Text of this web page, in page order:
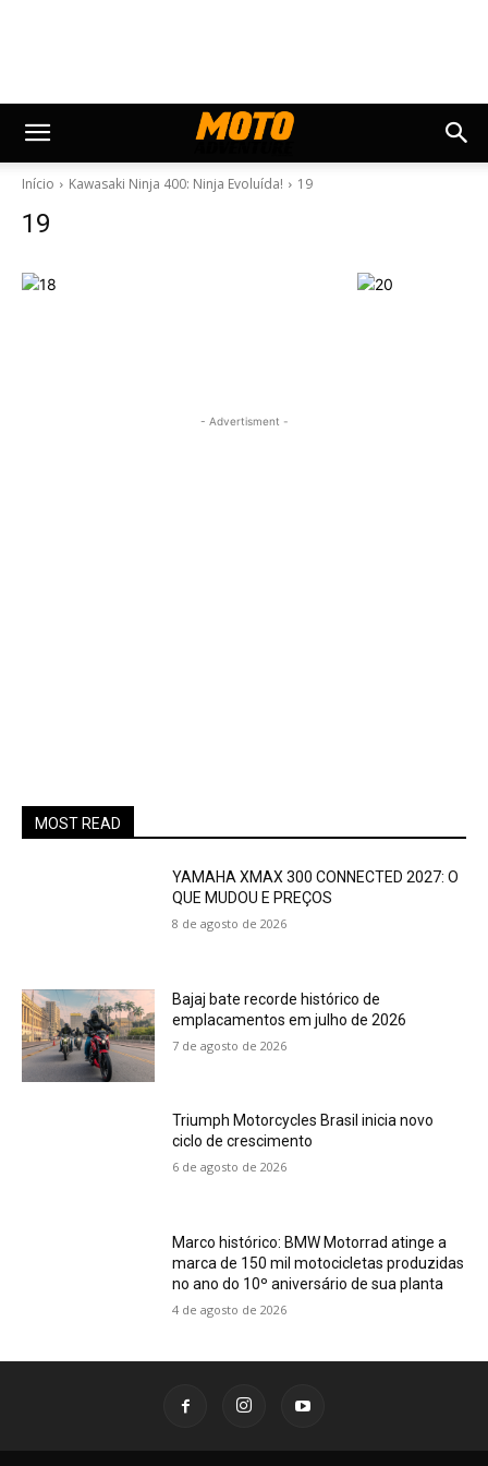
Início Kawasaki Ninja 400: Ninja Evoluída! 19
19
- Advertisment -
MOST READ
YAMAHA XMAX 300 CONNECTED 2027: O
QUE MUDOU E PREÇOS
8 de agosto de 2026
Bajaj bate recorde histórico de
emplacamentos em julho de 2026
7 de agosto de 2026
Triumph Motorcycles Brasil inicia novo
ciclo de crescimento
6 de agosto de 2026
Marco histórico: BMW Motorrad atinge a
marca de 150 mil motocicletas produzidas
no ano do 10º aniversário de sua planta
4 de agosto de 2026